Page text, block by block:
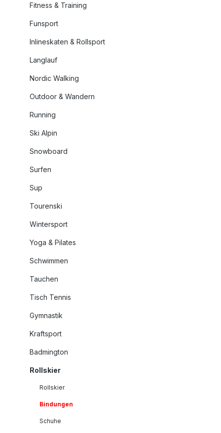
Fitness & Training
Funsport
Inlineskaten & Rollsport
Langlauf
Nordic Walking
Outdoor & Wandern
Running
Ski Alpin
Snowboard
Surfen
Sup
Tourenski
Wintersport
Yoga & Pilates
Schwimmen
Tauchen
Tisch Tennis
Gymnastik
Kraftsport
Badmington
Rollskier
Rollskier
Bindungen
Schuhe